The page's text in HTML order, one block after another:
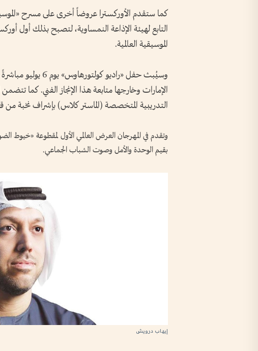
كما ستقدم الأوركسترا عروضاً أخرى على مسرح
التابع لهيئة الإذاعة النمساوية، لتصبح بذلك أول
الموسيقية العالمية.
وسيُبث حفل «راديو
الإمارات وخارجها متابعة هذا الإنجاز الفني. كما
التدريبية المتخصصة (الماستر كلاس) بإشراف نخبة من
وتقدم في المهرجان العرض العالمي الأول لمقطوعة «خيوط
بقيم الوحدة والأمل وصوت الشباب الجماعي.
إيهاب درويش